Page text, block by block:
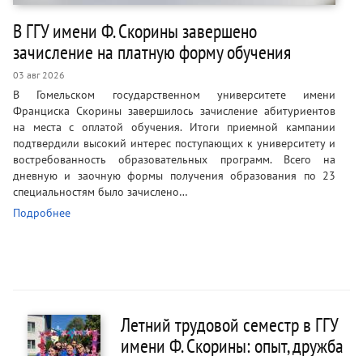
В ГГУ имени Ф. Скорины завершено
зачисление на платную форму обучения
03 авг 2026
В Гомельском государственном университете имени
Франциска Скорины завершилось зачисление абитуриентов
на места с оплатой обучения. Итоги приемной кампании
подтвердили высокий интерес поступающих к университету и
востребованность образовательных программ. Всего на
дневную и заочную формы получения образования по 23
специальностям было зачислено…
Подробнее
Летний трудовой семестр в ГГУ
имени Ф. Скорины: опыт, дружба